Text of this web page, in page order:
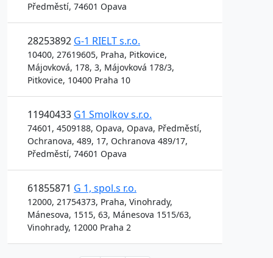
Předměstí, 74601 Opava
28253892 G-1 RIELT s.r.o.
10400, 27619605, Praha, Pitkovice,
Májovková, 178, 3, Májovková 178/3,
Pitkovice, 10400 Praha 10
11940433 G1 Smolkov s.r.o.
74601, 4509188, Opava, Opava, Předměstí,
Ochranova, 489, 17, Ochranova 489/17,
Předměstí, 74601 Opava
61855871 G 1, spol.s r.o.
12000, 21754373, Praha, Vinohrady,
Mánesova, 1515, 63, Mánesova 1515/63,
Vinohrady, 12000 Praha 2